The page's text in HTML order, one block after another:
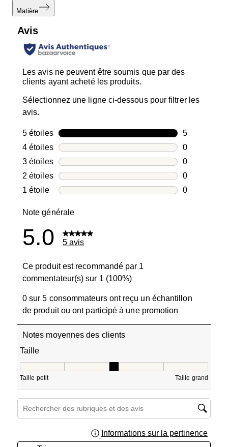
Matière
Avis
Les avis ne peuvent être soumis que par des
clients ayant acheté les produits.
Sélectionnez une ligne ci-dessous pour filtrer les
avis.
5 étoilesétoiles
5
5 avis avec
4 étoilesétoiles
0
0 avis avec
3 étoilesétoiles
0
0 avis avec
2 étoilesétoiles
0
0 avis avec
1 étoileétoiles
0
Note générale
5.0 5 avis
Ce produit est recommandé par 1
commentateur(s) sur 1 (100%)
0 sur 5 consommateurs ont reçu un échantillon
de produit ou ont participé à une promotion
Notes moyennes des clients
Taille
Taille petit Taille grand
Zone de recherche de sujet et d'avis
Informations sur la pertinence